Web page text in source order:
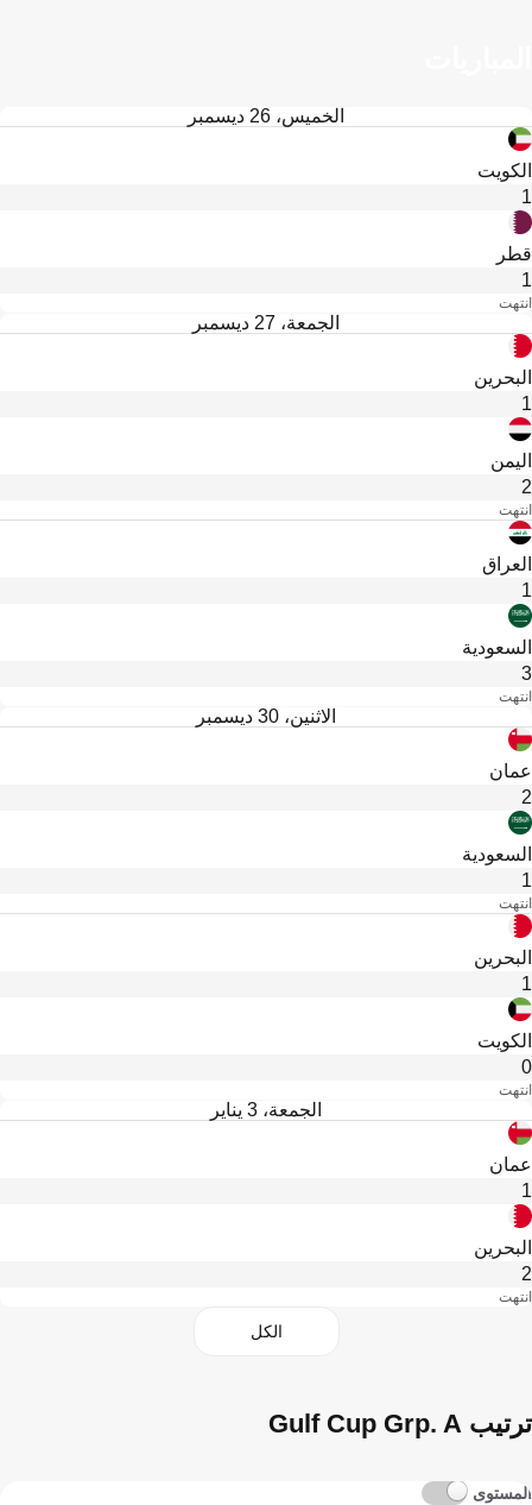
الخميس، 26 ديسمبر
الكويت
1
قطر
1
انتهت
الجمعة، 27 ديسمبر
البحرين
1
اليمن
2
انتهت
العراق
1
السعودية
3
انتهت
الاثنين، 30 ديسمبر
عمان
2
السعودية
1
انتهت
البحرين
1
الكويت
0
انتهت
الجمعة، 3 يناير
عمان
1
البحرين
2
انتهت
الكل
ترتيب Gulf Cup Grp. A
المستوى